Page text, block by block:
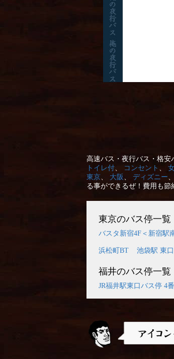
高速バス・夜行バス・格
トイレ付
コンセント
東京
大阪 ディズニー
る事ができるぜ！費用も節
東京のバス停一覧
バスタ新宿4F＜新宿駅
浜松町BT 池袋駅 東口
福井のバス停一覧
JR福井駅東口バス停 4